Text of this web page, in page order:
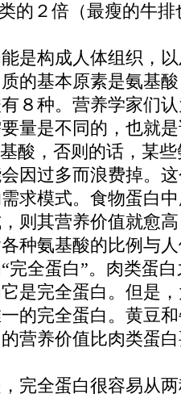
的２倍（最瘦的牛
构成人体组织，以
的基本原素是氨基
８种。营养学家们
量是不同的，也就
酸，否则的话，某
因过多而浪费掉。
求模式。食物蛋白
则其营养价值就愈
种氨基酸的比例与
完全蛋白”。肉类蛋
是完全蛋白。但是
的完全蛋白。黄豆
营养价值比肉类蛋
全蛋白很容易从两